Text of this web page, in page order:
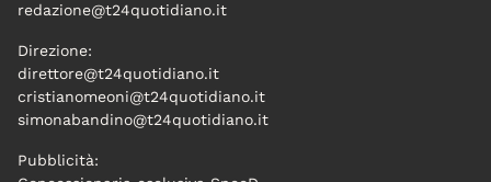
redazione@t24quotidiano.it
Direzione:
direttore@t24quotidiano.it
cristianomeoni@t24quotidiano.it
simonabandino@t24quotidiano.it
Pubblicità: